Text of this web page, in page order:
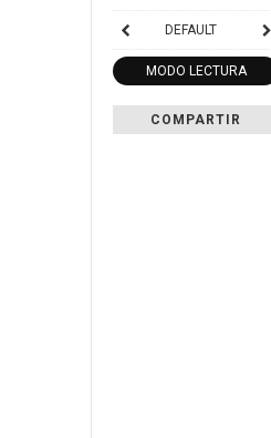
DEFAULT
MODO LECTURA
COMPARTIR